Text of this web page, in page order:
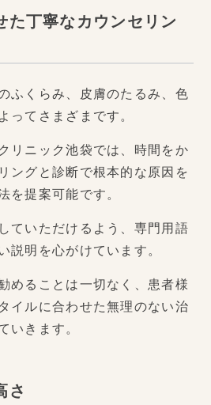
た丁寧なカウンセリン
ふくらみ、皮膚のたるみ、色
ってさまざまです。
リニック池袋では、時間をか
ングと診断で根本的な原因を
を提案可能です。
ていただけるよう、専門用語
説明を心がけています。
めることは一切なく、患者様
イルに合わせた無理のない治
いきます。
さ